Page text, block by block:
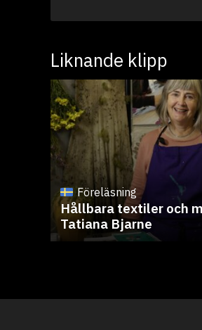
Liknande klipp
Föreläsning
Hållbara textiler och
Tatiana Bjarne